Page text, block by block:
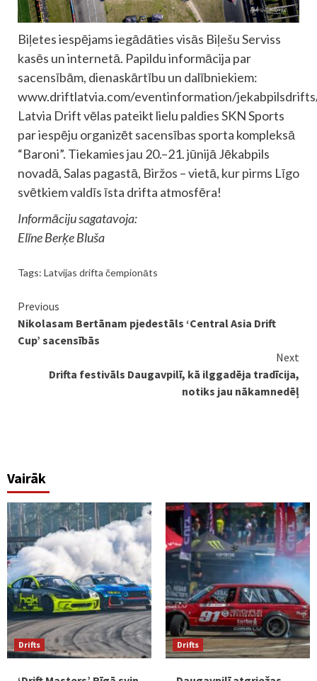
Biļetes iespējams iegādāties visās Biļešu Serviss
kasēs un internetā. Papildu informācija par
sacensībām, dienaskārtību un dalībniekiem:
www.driftlatvia.com/eventinformation/
Latvia Drift vēlas pateikt lielu paldies SKN Sports
par iespēju organizēt sacensības sporta kompleksā
“Baroni”. Tiekamies jau 20.–21. jūnijā Jēkabpils
novadā, Salas pagastā, Biržos – vietā, kur pirms Līgo
svētkiem valdīs īsta drifta atmosfēra!
Informāciju sagatavoja:
Elīne Berķe Bluša
Tags: Latvijas drifta čempionāts
Continue
Reading
Previous
Nikolasam Bertānam pjedestāls ‘Central Asia Drift
Cup’ sacensībās
Next
Drifta festivāls Daugavpilī, kā ilggadēja tradīcija,
notiks jau nākamnedēļ
Vairāk
Drifts Drifts